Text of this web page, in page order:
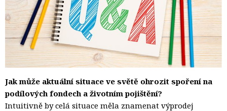
Jak může aktuální situace ve světě ohrozit spoření na
podílových fondech a životním pojištění?
Intuitivně by celá situace měla znamenat výprodej